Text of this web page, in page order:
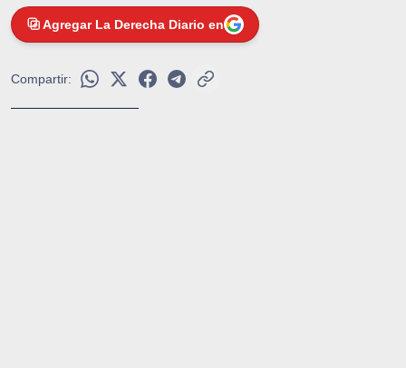
Agregar La Derecha Diario en
Compartir: